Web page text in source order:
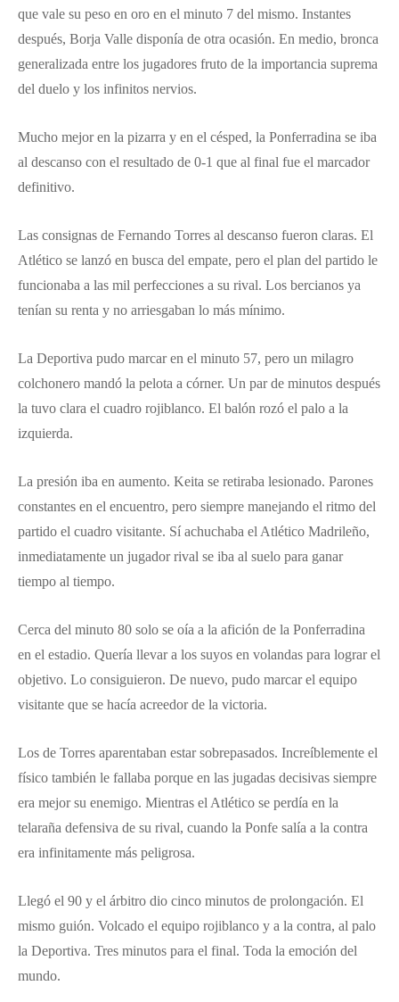
que vale su peso en oro en el minuto 7 del mismo. Instantes
después, Borja Valle disponía de otra ocasión. En medio, bronca
generalizada entre los jugadores fruto de la importancia suprema
del duelo y los infinitos nervios.
Mucho mejor en la pizarra y en el césped, la Ponferradina se iba
al descanso con el resultado de 0-1 que al final fue el marcador
definitivo.
Las consignas de Fernando Torres al descanso fueron claras. El
Atlético se lanzó en busca del empate, pero el plan del partido le
funcionaba a las mil perfecciones a su rival. Los bercianos ya
tenían su renta y no arriesgaban lo más mínimo.
La Deportiva pudo marcar en el minuto 57, pero un milagro
colchonero mandó la pelota a córner. Un par de minutos después
la tuvo clara el cuadro rojiblanco. El balón rozó el palo a la
izquierda.
La presión iba en aumento. Keita se retiraba lesionado. Parones
constantes en el encuentro, pero siempre manejando el ritmo del
partido el cuadro visitante. Sí achuchaba el Atlético Madrileño,
inmediatamente un jugador rival se iba al suelo para ganar
tiempo al tiempo.
Cerca del minuto 80 solo se oía a la afición de la Ponferradina
en el estadio. Quería llevar a los suyos en volandas para lograr el
objetivo. Lo consiguieron. De nuevo, pudo marcar el equipo
visitante que se hacía acreedor de la victoria.
Los de Torres aparentaban estar sobrepasados. Increíblemente el
físico también le fallaba porque en las jugadas decisivas siempre
era mejor su enemigo. Mientras el Atlético se perdía en la
telaraña defensiva de su rival, cuando la Ponfe salía a la contra
era infinitamente más peligrosa.
Llegó el 90 y el árbitro dio cinco minutos de prolongación. El
mismo guión. Volcado el equipo rojiblanco y a la contra, al palo
la Deportiva. Tres minutos para el final. Toda la emoción del
mundo.